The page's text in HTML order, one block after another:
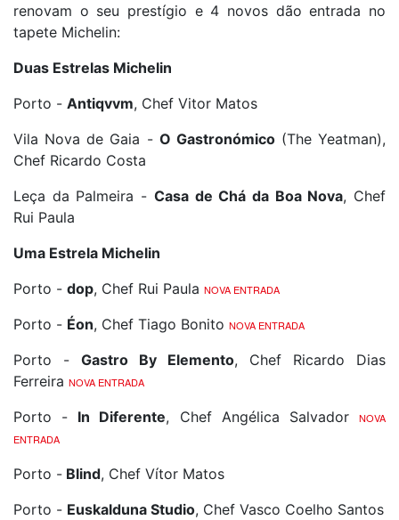
renovam o seu prestígio e 4 novos dão entrada no
tapete Michelin:
Duas Estrelas Michelin
Porto - Antiqvvm, Chef Vitor Matos
Vila Nova de Gaia - O Gastronómico(The Yeatman),
Chef Ricardo Costa
Leça da Palmeira - Casa de Chá da Boa Nova, Chef
Rui Paula
Uma Estrela Michelin
Porto - dop, Chef Rui Paula NOVA ENTRADA
Porto - Éon, Chef Tiago Bonito NOVA ENTRADA
Porto - Gastro By Elemento, Chef Ricardo Dias
Ferreira NOVA ENTRADA
Porto - In Diferente, Chef Angélica SalvadorNOVA
ENTRADA
Porto - Blind, Chef Vítor Matos
Porto - Euskalduna Studio, Chef Vasco Coelho Santos